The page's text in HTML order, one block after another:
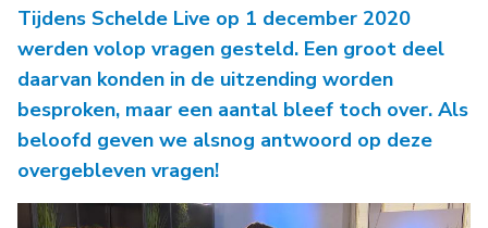
Tijdens Schelde Live op 1 december 2020
werden volop vragen gesteld. Een groot deel
daarvan konden in de uitzending worden
besproken, maar een aantal bleef toch over. Als
beloofd geven we alsnog antwoord op deze
overgebleven vragen!